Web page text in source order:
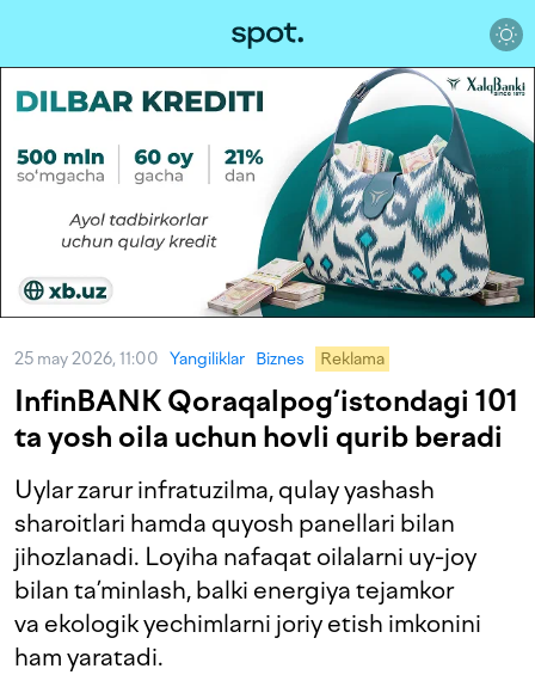
25 may 2026, 11:00 Yangiliklar Biznes Reklama
InfinBANK Qoraqalpog‘istondagi 101
ta yosh oila uchun hovli qurib beradi
Uylar zarur infratuzilma, qulay yashash
sharoitlari hamda quyosh panellari bilan
jihozlanadi. Loyiha nafaqat oilalarni uy-joy
bilan ta’minlash, balki energiya tejamkor
va ekologik yechimlarni joriy etish imkonini
ham yaratadi.